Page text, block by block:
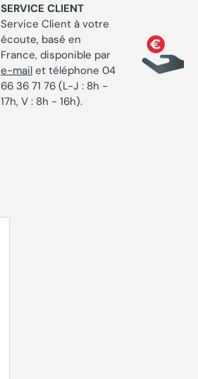
SERVICE CLIENT
Service Client à votre
écoute, basé en
France, disponible par
e-mail et téléphone 04
66 36 71 76 (L-J : 8h -
17h, V : 8h - 16h).